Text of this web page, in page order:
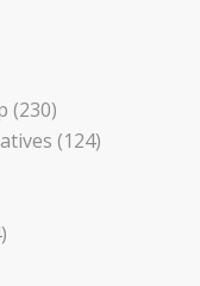
(230)
(124)